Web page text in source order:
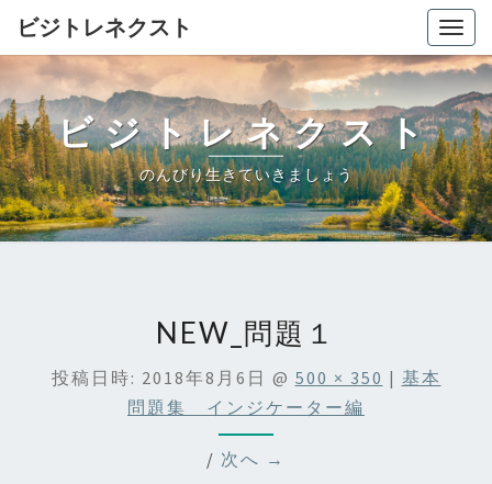
ビジトレネクスト
ビジトレネクスト
のんびり生きていきましょう
NEW_問題１
投稿日時: 2018年8月6日 @ 500 × 350 | 基本
問題集 インジケーター編
/ 次へ →